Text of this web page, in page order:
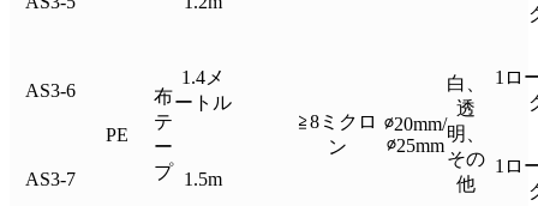
PE
布
テ
ー
プ
≧8ミクロ
ン
∅20mm/
∅25mm
白、
透
明、
その
他
AS3-6
1.4メ
ートル
1ロ
AS3-7 1.5m
1ロ